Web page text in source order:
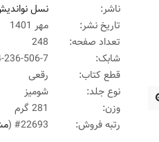
ناشر:
نسل
تاریخ نشر:
مهر 1401
تعداد صفحه:
شابک:
236-506-7
قطع کتاب:
رقعی
نوع جلد:
شومیز
وزن:
رتبه فروش:
#22693 (